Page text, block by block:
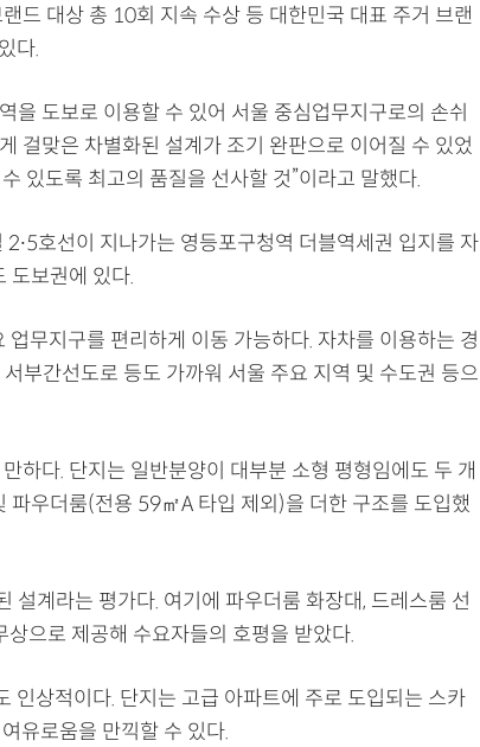
드 대상 총 10회 지속 수상 등 대한민국 대표 주거 브랜
다.
을 도보로 이용할 수 있어 서울 중심업무지구로의 손쉬
걸맞은 차별화된 설계가 조기 완판으로 이어질 수 있었
있도록 최고의 품질을 선사할 것”이라고 말했다.
호선이 지나가는 영등포구청역 더블역세권 입지를 자
도보권에 있다.
업무지구를 편리하게 이동 가능하다. 자차를 이용하는 경
부간선도로 등도 가까워 서울 주요 지역 및 수도권 등으
하다. 단지는 일반분양이 대부분 소형 평형임에도 두 개
파우더룸(전용 59㎡A 타입 제외)을 더한 구조를 도입했
설계라는 평가다. 여기에 파우더룸 화장대, 드레스룸 선
으로 제공해 수요자들의 호평을 받았다.
인상적이다. 단지는 고급 아파트에 주로 도입되는 스카
유로움을 만끽할 수 있다.